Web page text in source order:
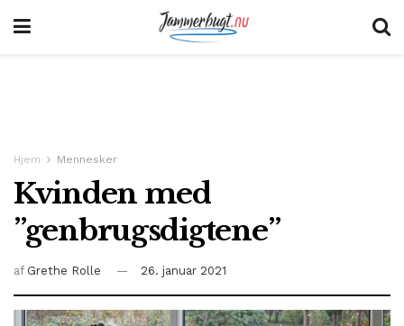
Hjem Mennesker
Kvinden med
”genbrugsdigtene”
af Grethe Rolle 26. januar 2021